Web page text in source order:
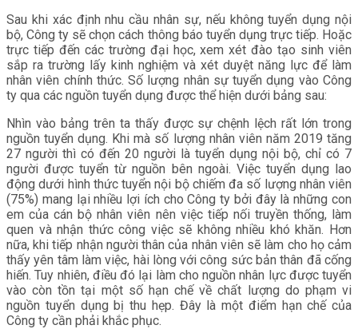
Sau khi xác định nhu cầu nhân sự, nếu không tuyển dụng nội
bộ, Công ty sẽ chọn cách thông báo tuyển dụng trực tiếp. Hoặc
trực tiếp đến các trường đại học, xem xét đào tạo sinh viên
sắp ra trường lấy kinh nghiệm và xét duyệt năng lực để làm
nhân viên chính thức. Số lượng nhân sự tuyển dụng vào Công
ty qua các nguồn tuyển dụng được thể hiện dưới bảng sau:
Nhìn vào bảng trên ta thấy được sự chệnh lệch rất lớn trong
nguồn tuyển dụng. Khi mà số lượng nhân viên năm 2019 tăng
27 người thì có đến 20 người là tuyển dụng nội bộ, chỉ có 7
người được tuyển từ nguồn bên ngoài. Việc tuyển dụng lao
động dưới hình thức tuyển nội bộ chiếm đa số lượng nhân viên
(75%) mang lại nhiều lợi ích cho Công ty bởi đây là những con
em của cán bộ nhân viên nên việc tiếp nối truyền thống, làm
quen và nhận thức công việc sẽ không nhiều khó khăn. Hơn
nữa, khi tiếp nhận người thân của nhân viên sẽ làm cho họ cảm
thấy yên tâm làm việc, hài lòng với công sức bản thân đã cống
hiến. Tuy nhiên, điều đó lại làm cho nguồn nhân lực được tuyển
vào còn tồn tại một số hạn chế về chất lượng do phạm vi
nguồn tuyển dụng bị thu hẹp. Đây là một điểm hạn chế của
Công ty cần phải khắc phục.